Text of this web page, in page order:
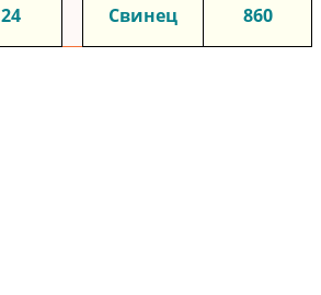
24 Свинец 860